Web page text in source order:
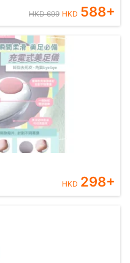
HKD699 HKD 588+
HKD 298+